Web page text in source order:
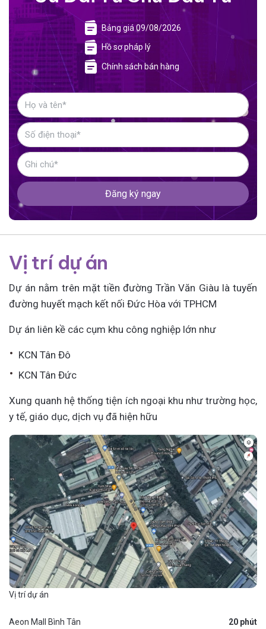
Bảng giá 09/08/2026
Hồ sơ pháp lý
Chính sách bán hàng
Đăng ký ngay
Vị trí dự án
Dự án nằm trên mặt tiền đường Trần Văn Giàu là tuyến
đường huyết mạch kết nối Đức Hòa với TPHCM
Dự án liên kề các cụm khu công nghiệp lớn như
KCN Tân Đô
KCN Tân Đức
Xung quanh hệ thống tiện ích ngoại khu như trường học,
y tế, giáo dục, dịch vụ đã hiện hữu
Vị trí dự án
Aeon Mall Bình Tân 20 phút